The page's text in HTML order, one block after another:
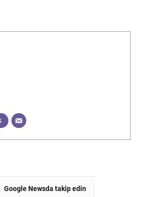
Google Newsda takip edin